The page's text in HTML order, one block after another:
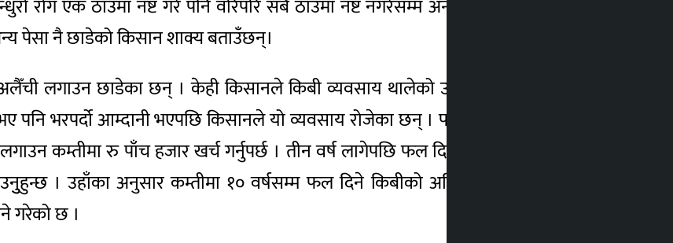
रोग एक ठाउँमा नष्ट गरे पनि वरिपरि सबै ठाउँमा नष्ट नगरेसम्म अन्त्य हुँदैन । उक्त रोग लागेको
पेसा नै छाडेको किसान शाक्य बताउँछन्।
लगाउन छाडेका छन् । केही किसानले किबी व्यवसाय थालेको उहाँ बताउनुहुन्छ । किबीखेती
पनि भरपर्दो आम्दानी भएपछि किसानले यो व्यवसाय रोजेका छन् । पछिल्लोपटक किवी व्यवसाय
कम्तीमा रु पाँच हजार खर्च गर्नुपर्छ । तीन वर्ष लागेपछि फल दिन सुरु गर्ने किबीको प्रतिबोट
। उहाँका अनुसार कम्तीमा १० वर्षसम्म फल दिने किबीको अहिले बजार मूल्य किसानबाटै
गरेको छ ।